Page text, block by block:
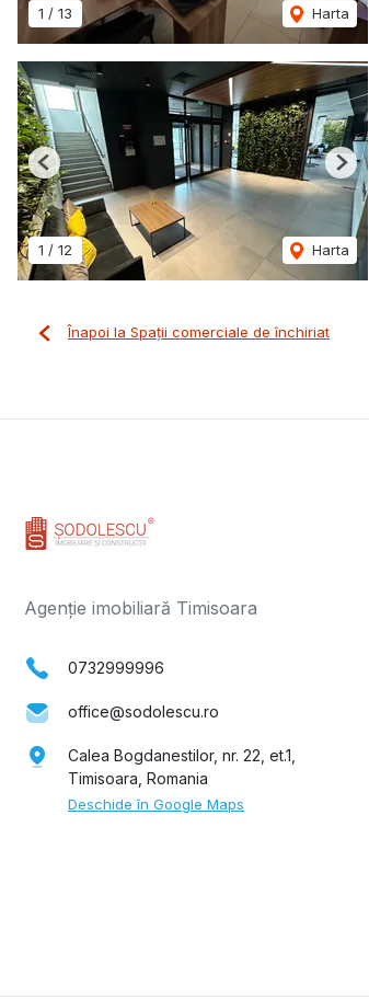
1 / 13 Harta
1 / 12 Harta
Previous Next
Înapoi la Spații comerciale de închiriat
Agenție imobiliară Timisoara
0732999996
office@sodolescu.ro
Calea Bogdanestilor, nr. 22, et.1,
Timisoara, Romania
Deschide în Google Maps